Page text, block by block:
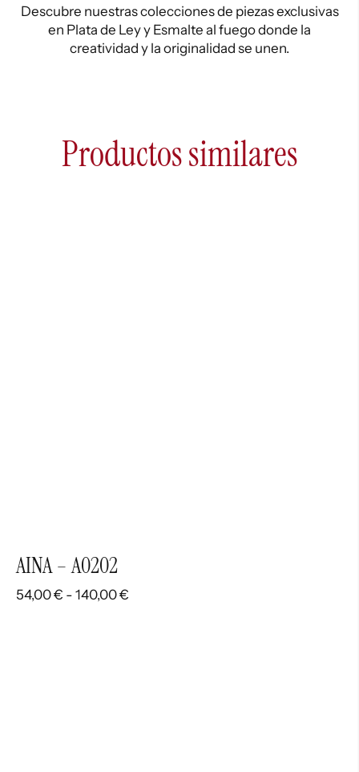
Descubre nuestras colecciones de piezas exclusivas
en Plata de Ley y Esmalte al fuego donde la
creatividad y la originalidad se unen.
Productos similares
AINA – A0202
54,00€ - 140,00€